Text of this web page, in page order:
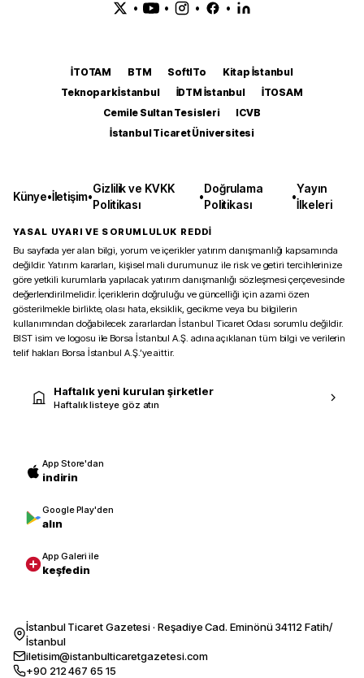
• • • •
İTOTAM BTM SoftITo
Kitap İstanbul
Teknopark İstanbul
İDTM İstanbul
İTOSAM
Cemile Sultan Tesisleri
ICVB
İstanbul Ticaret Üniversitesi
Künye•İletişim•
Gizlilik ve KVKK
Politikası
•
Doğrulama
Politikası
•
Yayın
İlkeleri
YASAL UYARI VE SORUMLULUK REDDİ
Bu sayfada yer alan bilgi, yorum ve içerikler yatırım danışmanlığı kapsamında
değildir. Yatırım kararları, kişisel mali durumunuz ile risk ve getiri tercihlerinize
göre yetkili kurumlarla yapılacak yatırım danışmanlığı sözleşmesi çerçevesinde
değerlendirilmelidir. İçeriklerin doğruluğu ve güncelliği için azami özen
gösterilmekle birlikte, olası hata, eksiklik, gecikme veya bu bilgilerin
kullanımından doğabilecek zararlardan İstanbul Ticaret Odası sorumlu değildir.
BIST isim ve logosu ile Borsa İstanbul A.Ş. adına açıklanan tüm bilgi ve verilerin
telif hakları Borsa İstanbul A.Ş.’ye aittir.
Haftalık yeni kurulan şirketler
Haftalık listeye göz atın
App Store'dan
indirin
Google Play'den
alın
App Galeri ile
keşfedin
İstanbul Ticaret Gazetesi · Reşadiye Cad. Eminönü 34112 Fatih/
İstanbul
iletisim@istanbulticaretgazetesi.com
+90 212 467 65 15